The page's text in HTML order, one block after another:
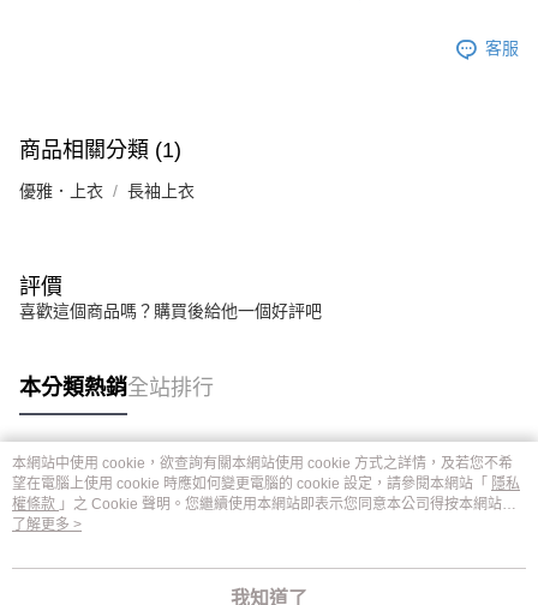
客服
商品相關分類 (1)
優雅．上衣 長袖上衣
評價
喜歡這個商品嗎？購買後給他一個好評吧
本分類熱銷全站排行
熱門標籤
本網站中使用 cookie，欲查詢有關本網站使用 cookie 方式之詳情，及若您不希
望在電腦上使用 cookie 時應如何變更電腦的 cookie 設定，請參閱本網站「 隱私
權條款 」之 Cookie 聲明。您繼續使用本網站即表示您同意本公司得按本網站使
用條款之 Cookie 聲明使用 cookie。
了解更多 >
我知道了